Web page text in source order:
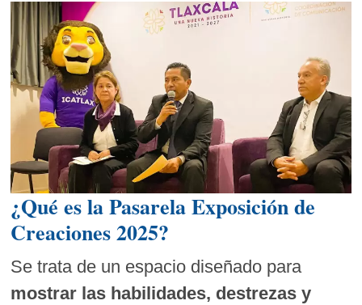
¿Qué es la Pasarela Exposición de
Creaciones 2025?
Se trata de un espacio diseñado para
mostrar las habilidades, destrezas y